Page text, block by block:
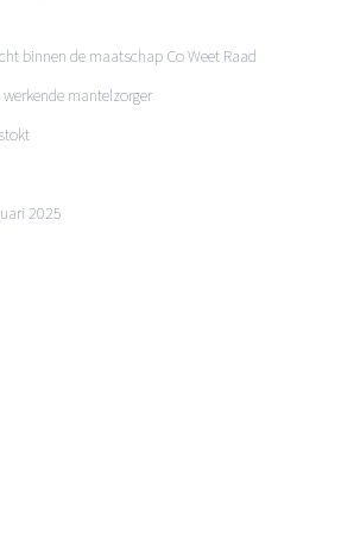
binnen de maatschap Co Weet Raad
mantelzorger
2025